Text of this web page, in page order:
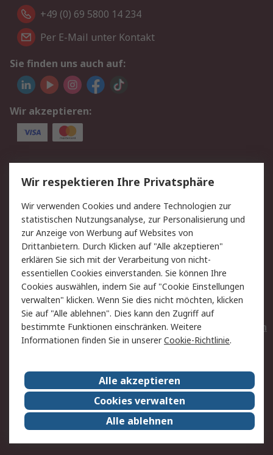
+49 (0) 69 5800 14 234
Per E-Mail unter Kontakt
Sie finden uns auch auf:
Wir akzeptieren:
Service
Value Added Services
Lieferlösungen
Rücksendungen
Kontakt
Hilfe
Privatkunden
Rechtliches
AGB
Datenschutz
Cookie-Richtlinie
Zahlungsbedingungen
Copyright/Impressum
Entsorgung
Elektrogeräte/Batterien
RS weltweit
Karriere bei RS
Nachhaltigkeit
Qualität/Umwelt/ZertifikatePresse-Center
Event-Center
Wir respektieren Ihre Privatsphäre
Wir verwenden Cookies und andere Technologien zur
statistischen Nutzungsanalyse, zur Personalisierung und
zur Anzeige von Werbung auf Websites von
Drittanbietern. Durch Klicken auf "Alle akzeptieren"
erklären Sie sich mit der Verarbeitung von nicht-
essentiellen Cookies einverstanden. Sie können Ihre
Cookies auswählen, indem Sie auf "Cookie Einstellungen
verwalten" klicken. Wenn Sie dies nicht möchten, klicken
Sie auf "Alle ablehnen". Dies kann den Zugriff auf
bestimmte Funktionen einschränken. Weitere
Informationen finden Sie in unsererCookie-Richtlinie.
Alle akzeptieren
Cookies verwalten
Alle ablehnen